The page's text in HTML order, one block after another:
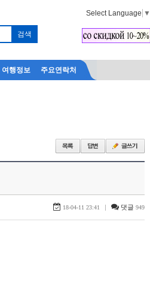
Select Language ▼
여행정보 주요연락처
18-04-11 23:41 | 댓글 949